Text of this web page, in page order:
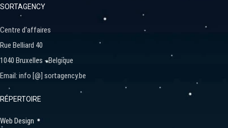
SORTAGENCY
Centre d'affaires
Rue Belliard 40
1040 Bruxelles - Belgique
Email: info [@] sortagency.be
RÉPERTOIRE
Web Design